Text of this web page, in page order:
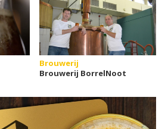
Brouwerij
Brouwerij BorrelNoot